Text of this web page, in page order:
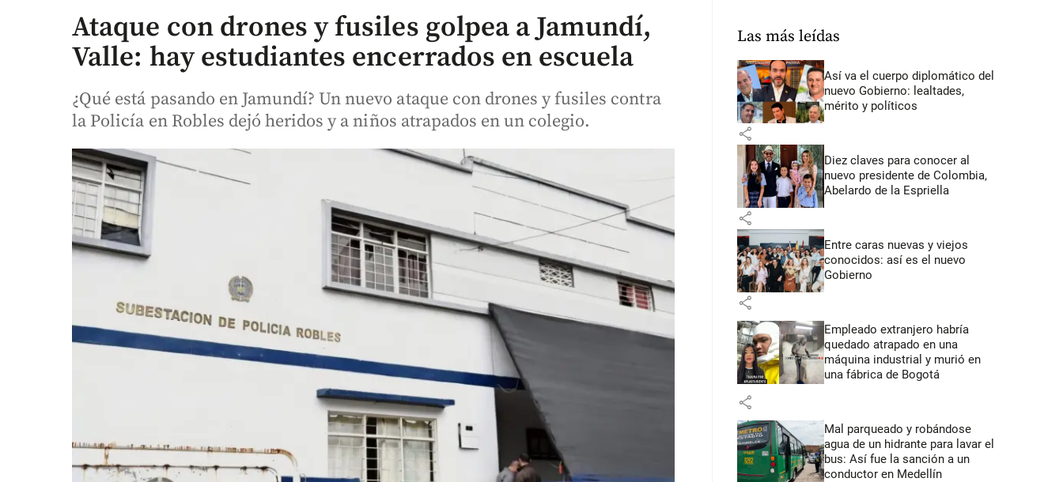
Ataque con drones y fusiles golpea a Jamundí,
Valle: hay estudiantes encerrados en escuela
¿Qué está pasando en Jamundí? Un nuevo ataque con drones y fusiles contra
la Policía en Robles dejó heridos y a niños atrapados en un colegio.
Las más leídas
Así va el cuerpo diplomático del
nuevo Gobierno: lealtades,
mérito y políticos
share
Diez claves para conocer al
nuevo presidente de Colombia,
Abelardo de la Espriella
share
Entre caras nuevas y viejos
conocidos: así es el nuevo
Gobierno
share
Empleado extranjero habría
quedado atrapado en una
máquina industrial y murió en
una fábrica de Bogotá
share
Mal parqueado y robándose
agua de un hidrante para lavar el
bus: Así fue la sanción a un
conductor en Medellín